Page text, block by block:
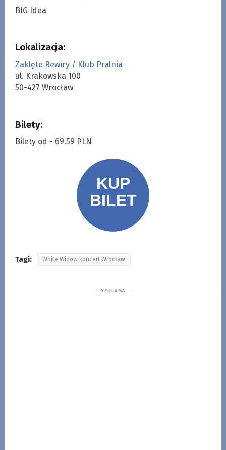
BIG Idea
Lokalizacja:
Zaklęte Rewiry / Klub Pralnia
ul. Krakowska 100
50-427 Wrocław
Bilety:
Bilety od - 69.59 PLN
Tagi: White Widow koncert Wrocław